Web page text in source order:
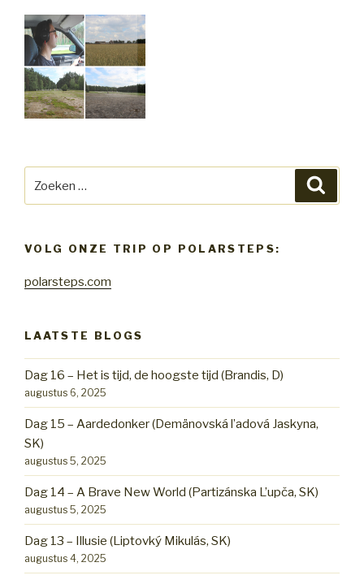
VOLG ONZE TRIP OP POLARSTEPS:
polarsteps.com
LAATSTE BLOGS
Dag 16 – Het is tijd, de hoogste tijd (Brandis, D)
augustus 6, 2025
Dag 15 – Aardedonker (Demänovská l’adová Jaskyna,
SK)
augustus 5, 2025
Dag 14 – A Brave New World (Partizánska L’upča, SK)
augustus 5, 2025
Dag 13 – Illusie (Liptovký Mikulás, SK)
augustus 4, 2025